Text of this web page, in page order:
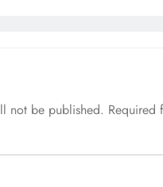
not be published. Required